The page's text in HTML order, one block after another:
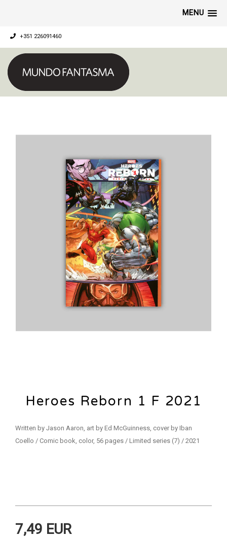
MENU
+351 226091460
Heroes Reborn 1 F 2021
Written by Jason Aaron, art by Ed McGuinness, cover by Iban
Coello / Comic book, color, 56 pages / Limited series (7) / 2021
7,49 EUR